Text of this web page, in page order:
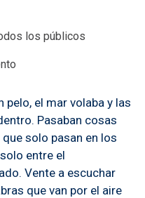
los públicos
pelo, el mar volaba y las
Pasaban cosas
solo pasan en los
entre el
Vente a escuchar
que van por el aire